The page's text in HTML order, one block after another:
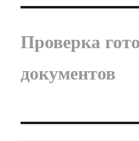
Проверка
документов